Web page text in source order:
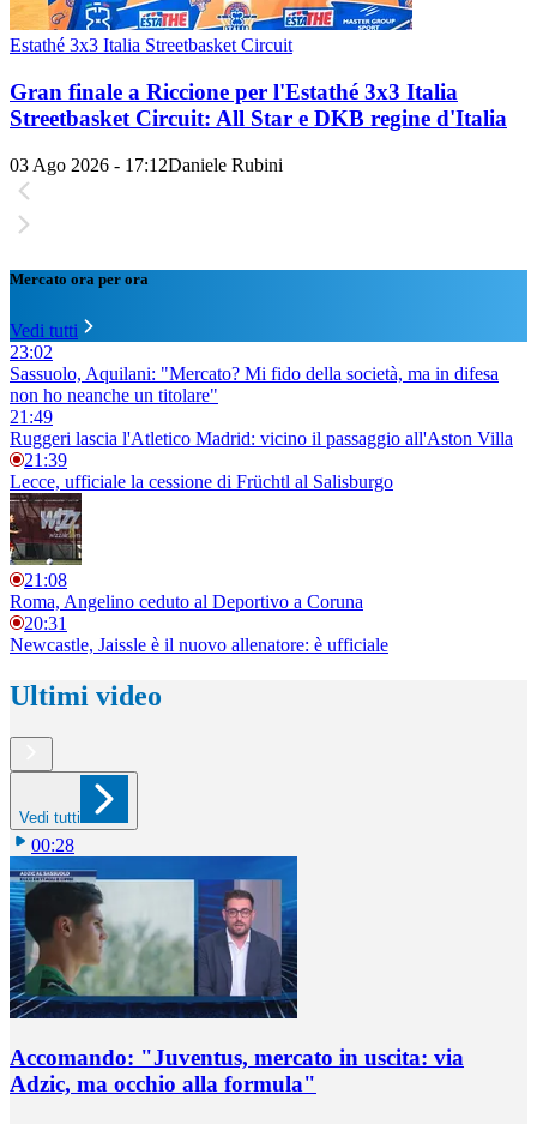
Estathé 3x3 Italia Streetbasket Circuit
Gran finale a Riccione per l'Estathé 3x3 Italia
Streetbasket Circuit: All Star e DKB regine d'Italia
03 Ago 2026 - 17:12Daniele Rubini
Mercato ora per ora
Vedi tutti
23:02
Sassuolo, Aquilani: "Mercato? Mi fido della società, ma in difesa
non ho neanche un titolare"
21:49
Ruggeri lascia l'Atletico Madrid: vicino il passaggio all'Aston Villa
21:39
Lecce, ufficiale la cessione di Früchtl al Salisburgo
21:08
Roma, Angelino ceduto al Deportivo a Coruna
20:31
Newcastle, Jaissle è il nuovo allenatore: è ufficiale
Ultimi video
Vedi tutti
00:28
Accomando: "Juventus, mercato in uscita: via
Adzic, ma occhio alla formula"